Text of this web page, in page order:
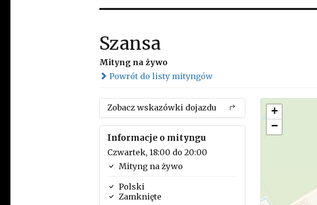
Szansa
Mityng na żywo
Powrót do listy mityngów
Zobacz wskazówki dojazdu
Informacje o mityngu
Czwartek, 18:00 do 20:00
Mityng na żywo
Polski
Zamknięte
+
−